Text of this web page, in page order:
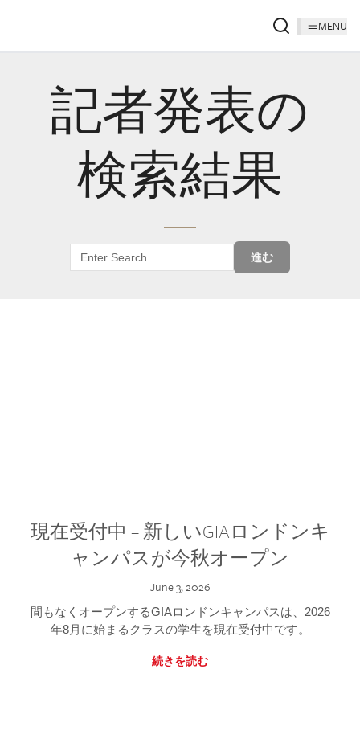
MENU
記者発表の
検索結果
進む
現在受付中 – 新しいGIAロンドンキ
ャンパスが今秋オープン
June 3, 2026
間もなくオープンするGIAロンドンキャンパスは、2026
年8月に始まるクラスの学生を現在受付中です。
続きを読む